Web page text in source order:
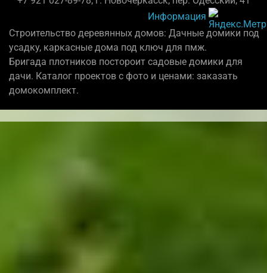
Информация
Строительство деревянных домов: Дачные домики под
усадку, каркасные дома под ключ для пмж.
Бригада плотников постороит садовые домики для
дачи. Каталог проектов с фото и ценами: заказать
домокомплект.